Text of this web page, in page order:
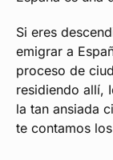
Si eres
emigrar a
proceso de
residiendo allí,
la tan ansiada
te contamos